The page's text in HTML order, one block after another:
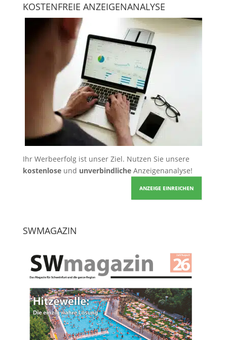
KOSTENFREIE ANZEIGENANALYSE
Ihr Werbeerfolg ist unser Ziel. Nutzen Sie unsere
kostenloseund unverbindlicheAnzeigenanalyse!
ANZEIGE EINREICHEN
SWMAGAZIN